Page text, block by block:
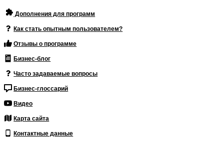
Дополнения для программ
Как стать опытным пользователем?
Отзывы о программе
Бизнес-блог
Часто задаваемые вопросы
Бизнес-глоссарий
Видео
Карта сайта
Контактные данные